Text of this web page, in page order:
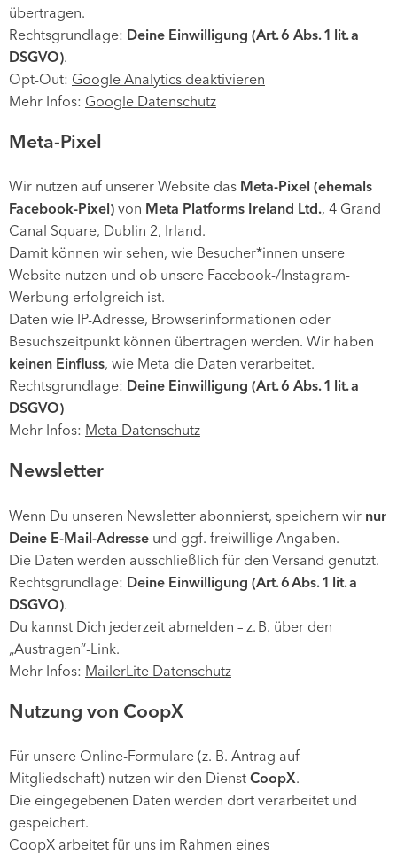
übertragen.
Rechtsgrundlage: Deine Einwilligung (Art. 6 Abs. 1 lit. a
DSGVO).
Opt-Out: Google Analytics deaktivieren
Mehr Infos: Google Datenschutz
Meta-Pixel
Wir nutzen auf unserer Website das Meta-Pixel (ehemals
Facebook-Pixel) von Meta Platforms Ireland Ltd., 4 Grand
Canal Square, Dublin 2, Irland.
Damit können wir sehen, wie Besucher*innen unsere
Website nutzen und ob unsere Facebook-/Instagram-
Werbung erfolgreich ist.
Daten wie IP-Adresse, Browserinformationen oder
Besuchszeitpunkt können übertragen werden. Wir haben
keinen Einfluss, wie Meta die Daten verarbeitet.
Rechtsgrundlage: Deine Einwilligung (Art. 6 Abs. 1 lit. a
DSGVO)
Mehr Infos: Meta Datenschutz
Newsletter
Wenn Du unseren Newsletter abonnierst, speichern wir nur
Deine E-Mail-Adresse und ggf. freiwillige Angaben.
Die Daten werden ausschließlich für den Versand genutzt.
Rechtsgrundlage: Deine Einwilligung (Art. 6 Abs. 1 lit. a
DSGVO).
Du kannst Dich jederzeit abmelden – z. B. über den
„Austragen“-Link.
Mehr Infos: MailerLite Datenschutz
Nutzung von CoopX
Für unsere Online-Formulare (z. B. Antrag auf
Mitgliedschaft) nutzen wir den Dienst CoopX.
Die eingegebenen Daten werden dort verarbeitet und
gespeichert.
CoopX arbeitet für uns im Rahmen eines